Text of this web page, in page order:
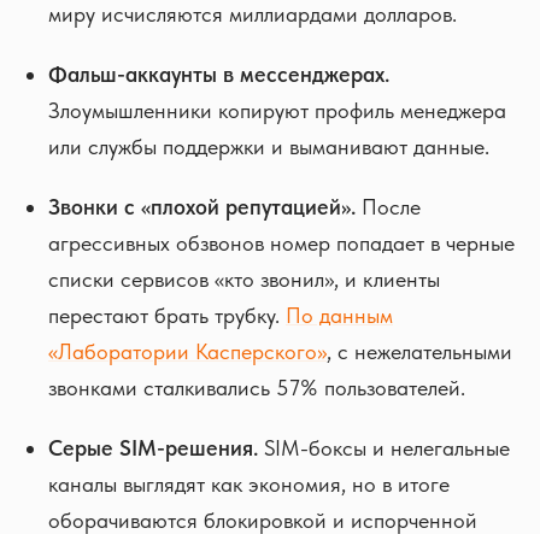
миру исчисляются миллиардами долларов.
Фальш-аккаунты в мессенджерах.
Злоумышленники копируют профиль менеджера
или службы поддержки и выманивают данные.
Звонки с «плохой репутацией». После
агрессивных обзвонов номер попадает в черные
списки сервисов «кто звонил», и клиенты
перестают брать трубку. По данным
«Лаборатории Касперского», с нежелательными
звонками сталкивались 57% пользователей.
Серые SIM-решения. SIM-боксы и нелегальные
каналы выглядят как экономия, но в итоге
оборачиваются блокировкой и испорченной